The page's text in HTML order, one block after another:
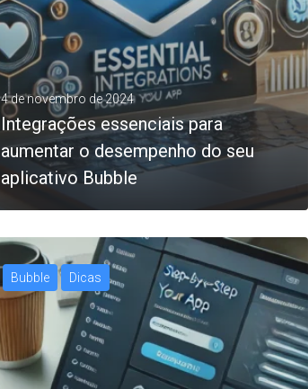
4 de novembro de 2024
Integrações essenciais para
aumentar o desempenho do seu
aplicativo Bubble
LEIA MAIS
Bubble Dicas